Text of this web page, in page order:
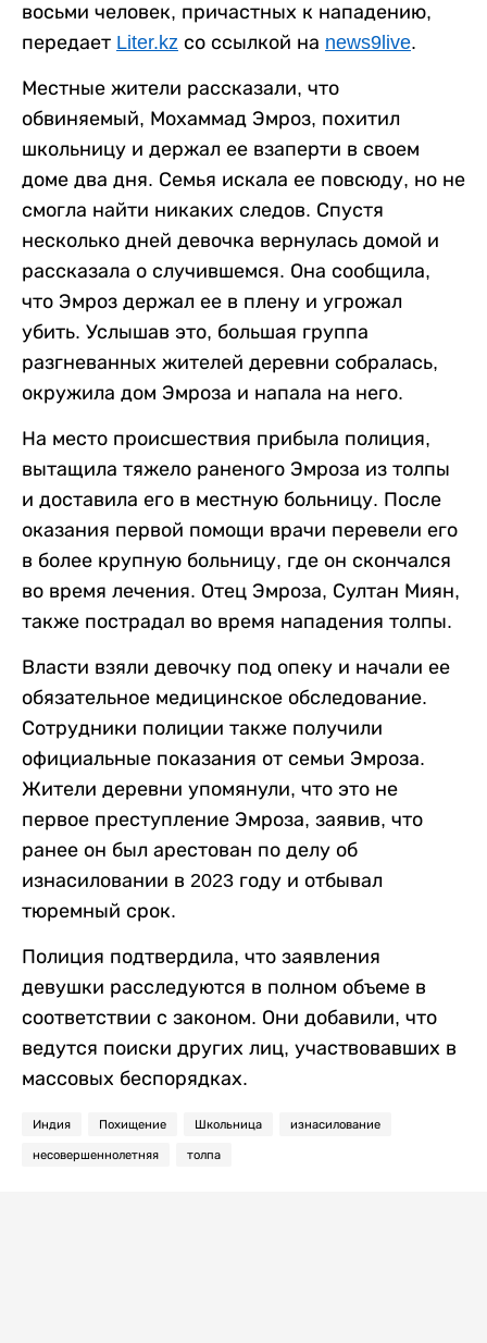
восьми человек, причастных к нападению,
передает Liter.kz со ссылкой на news9live.
Местные жители рассказали, что
обвиняемый, Мохаммад Эмроз, похитил
школьницу и держал ее взаперти в своем
доме два дня. Семья искала ее повсюду, но не
смогла найти никаких следов. Спустя
несколько дней девочка вернулась домой и
рассказала о случившемся. Она сообщила,
что Эмроз держал ее в плену и угрожал
убить. Услышав это, большая группа
разгневанных жителей деревни собралась,
окружила дом Эмроза и напала на него.
На место происшествия прибыла полиция,
вытащила тяжело раненого Эмроза из толпы
и доставила его в местную больницу. После
оказания первой помощи врачи перевели его
в более крупную больницу, где он скончался
во время лечения. Отец Эмроза, Султан Миян,
также пострадал во время нападения толпы.
Власти взяли девочку под опеку и начали ее
обязательное медицинское обследование.
Сотрудники полиции также получили
официальные показания от семьи Эмроза.
Жители деревни упомянули, что это не
первое преступление Эмроза, заявив, что
ранее он был арестован по делу об
изнасиловании в 2023 году и отбывал
тюремный срок.
Полиция подтвердила, что заявления
девушки расследуются в полном объеме в
соответствии с законом. Они добавили, что
ведутся поиски других лиц, участвовавших в
массовых беспорядках.
Индия Похищение Школьница изнасилование
несовершеннолетняя толпа